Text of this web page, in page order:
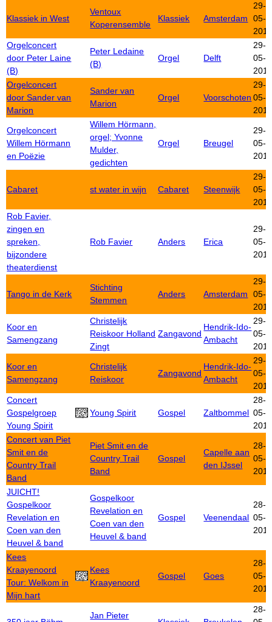
Klassiek in West
Ventoux
Koperensemble
Klassiek Amsterdam
29-
05-
2011
Orgelconcert
door Peter Laine
(B)
Peter Ledaine
(B)
Orgel Delft
29-
05-
2011
Orgelconcert
door Sander van
Marion
Sander van
Marion
Orgel Voorschoten
29-
05-
2011
Orgelconcert
Willem Hörmann
en Poëzie
Willem Hörmann,
orgel; Yvonne
Mulder,
gedichten
Orgel Breugel
29-
05-
2011
Cabaret st water in wijn Cabaret Steenwijk
29-
05-
2011
Rob Favier,
zingen en
spreken,
bijzondere
theaterdienst
Rob Favier Anders Erica
29-
05-
2011
Tango in de Kerk
Stichting
Stemmen
Anders Amsterdam
29-
05-
2011
Koor en
Samengzang
Christelijk
Reiskoor Holland
Zingt
Zangavond
Hendrik-Ido-
Ambacht
29-
05-
2011
Koor en
Samengzang
Christelijk
Reiskoor
Zangavond
Hendrik-Ido-
Ambacht
29-
05-
2011
Concert
Gospelgroep
Young Spirit
Young Spirit Gospel Zaltbommel
28-
05-
2011
Concert van Piet
Smit en de
Country Trail
Band
Piet Smit en de
Country Trail
Band
Gospel
Capelle aan
den IJssel
28-
05-
2011
JUICHT!
Gospelkoor
Revelation en
Coen van den
Heuvel & band
Gospelkoor
Revelation en
Coen van den
Heuvel & band
Gospel Veenendaal
28-
05-
2011
Kees
Kraayenoord
Tour: Welkom in
Mijn hart
Kees
Kraayenoord
Gospel Goes
28-
05-
2011
Jan Pieter
28-